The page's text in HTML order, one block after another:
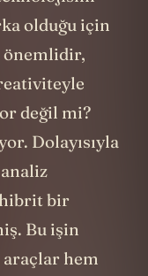
olduğu için
önemlidir,
değil mi?
Dolayısıyla
hibrit bir
Bu işin
araçlar hem